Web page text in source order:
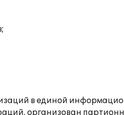
в единой
организован